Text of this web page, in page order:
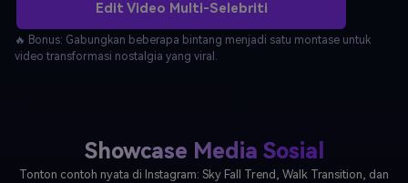
Edit Video Multi-Selebriti
🔥 Bonus: Gabungkan beberapa bintang menjadi satu montase untuk
video transformasi nostalgia yang viral.
Showcase Media Sosial
Tonton contoh nyata di Instagram: Sky Fall Trend, Walk Transition, dan